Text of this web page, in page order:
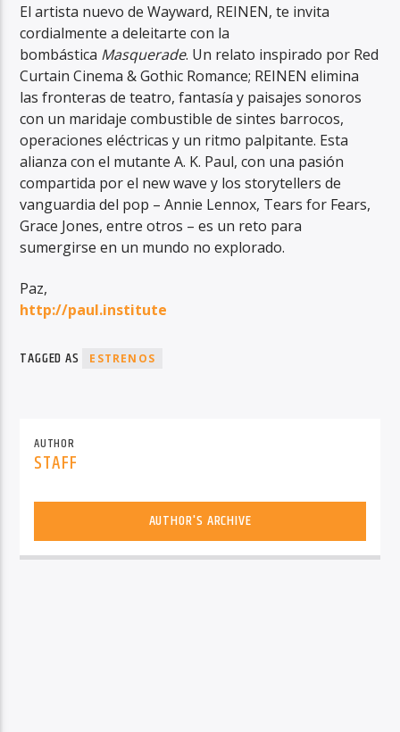
El artista nuevo de Wayward, REINEN, te invita
cordialmente a deleitarte con la
bombástica Masquerade. Un relato inspirado por Red
Curtain Cinema & Gothic Romance; REINEN elimina
las fronteras de teatro, fantasía y paisajes sonoros
con un maridaje combustible de sintes barrocos,
operaciones eléctricas y un ritmo palpitante. Esta
alianza con el mutante A. K. Paul, con una pasión
compartida por el new wave y los storytellers de
vanguardia del pop – Annie Lennox, Tears for Fears,
Grace Jones, entre otros – es un reto para
sumergirse en un mundo no explorado.
Paz,
http://paul.institute
TAGGED AS ESTRENOS
AUTHOR
STAFF
AUTHOR'S ARCHIVE